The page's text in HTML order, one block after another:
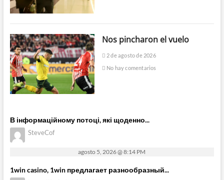
Nos pincharon el vuelo
2 de agosto de 2026
No hay comentarios
В інформаційному потоці, які щоденно...
SteveCof
agosto 5, 2026 @ 8:14 PM
1win casino, 1win предлагает разнообразный...